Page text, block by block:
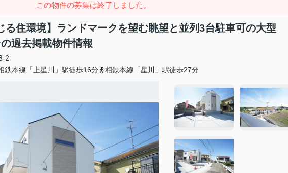
この物件の募集は終了しました。
る住環境】ランドマークを望む眺望と並列3台駐車可の大型
過去掲載物件情報
2
鉄本線「上星川」駅徒歩16分 相鉄本線「星川」駅徒歩27分